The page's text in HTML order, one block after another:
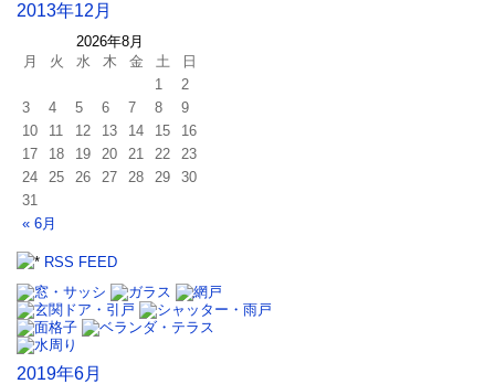
2013年12月
2026年8月
月
火 水 木 金 土 日
« 6月
1
2
3
4 5 6 7 8
9
10
11 12 13 14 15
16
17
18 19 20 21 22
23
24
25 26 27 28 29
30
31
RSS FEED
2019年6月